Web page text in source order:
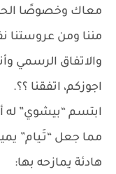
معاك وخصوصًا الحج
مننا ومن عروستنا
والاتفاق الرسمي
اجوزكم، اتفقنا ؟؟.
ابتسم “بيشوي” له
مما جعل “تَـيام”
هادئة يمازحه بها: